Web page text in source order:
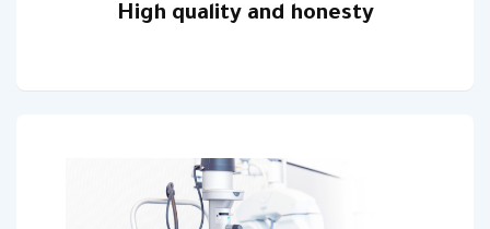
‎High quality and honesty‎